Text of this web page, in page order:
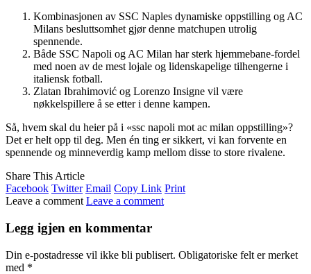
Kombinasjonen av SSC Naples dynamiske oppstilling og AC
Milans besluttsomhet gjør denne matchupen utrolig
spennende.
Både SSC Napoli og AC Milan har sterk hjemmebane-fordel
med noen av de mest lojale og lidenskapelige tilhengerne i
italiensk fotball.
Zlatan Ibrahimović og Lorenzo Insigne vil være
nøkkelspillere å se etter i denne kampen.
Så, hvem skal du heier på i «ssc napoli mot ac milan oppstilling»?
Det er helt opp til deg. Men én ting er sikkert, vi kan forvente en
spennende og minneverdig kamp mellom disse to store rivalene.
Share This Article
Facebook Twitter Email Copy Link Print
Leave a comment Leave a comment
Legg igjen en kommentar
Din e-postadresse vil ikke bli publisert. Obligatoriske felt er merket
med *